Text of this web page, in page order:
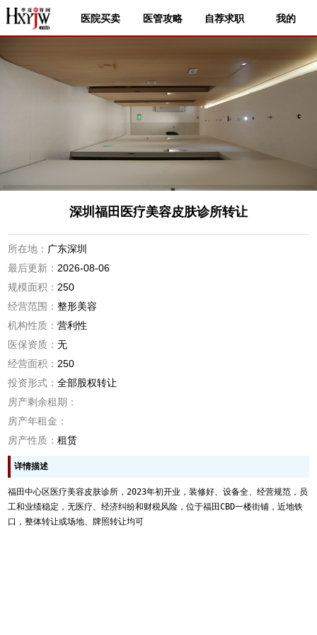
医院买卖 医管攻略 自荐求职 我的
深圳福田医疗美容皮肤诊所转让
所在地： 广东深圳
最后更新： 2026-08-06
规模面积： 250
经营范围：整形美容
机构性质：营利性
医保资质：无
经营面积： 250
投资形式：全部股权转让
房产剩余租期：
房产年租金：
房产性质：租赁
详情描述
福田中心区医疗美容皮肤诊所，2023年初开业，装修好、设备全、经营规范，员
工和业绩稳定，无医疗、经济纠纷和财税风险，位于福田CBD一楼街铺，近地铁
口，整体转让或场地、牌照转让均可